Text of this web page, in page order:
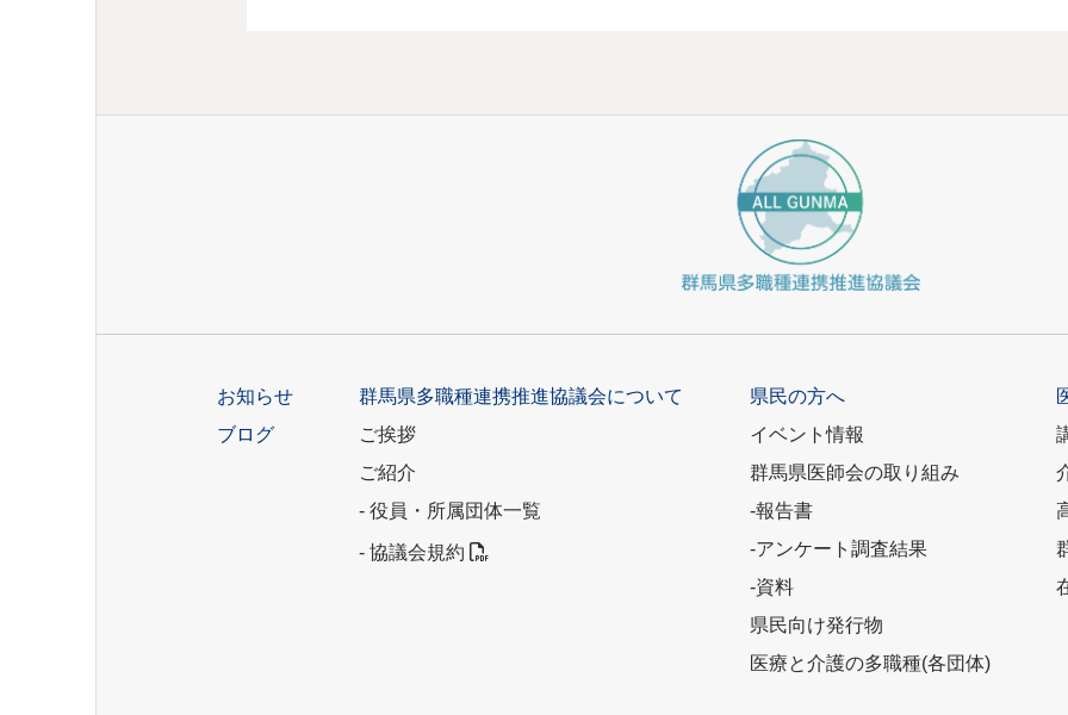
お知らせ
ブログ
群馬県多職種連携推進協議会について
ご挨拶
ご紹介
- 役員・所属団体一覧
- 協議会規約
県民の方へ
イベント情報
群馬県医師会の取り組み
-報告書
-アンケート調査結果
-資料
県民向け発行物
医療と介護の多職種(各団体)